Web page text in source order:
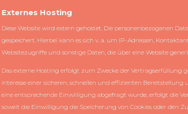
Externes Hosting
Diese Website wird extern gehostet. Die personenbezogenen
gespeichert. Hierbei kann es sich v. a. um IP-Adressen,
Websitezugriffe und sonstige Daten, die über eine Website
Das externe Hosting erfolgt zum Zwecke der Vertragserfüllung
Interesse einer sicheren, schnellen und effizienten Bereitstellung
eine entsprechende Einwilligung abgefragt wurde, erfolgt die
soweit die Einwilligung die Speicherung von Cookies oder den